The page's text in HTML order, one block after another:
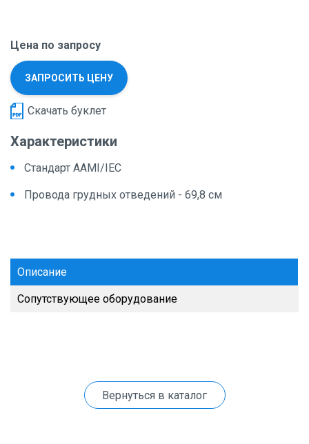
Цена по запросу
ЗАПРОСИТЬ ЦЕНУ
Скачать буклет
Характеристики
Стандарт AAMI/IEC
Провода грудных отведений - 69,8 см
Описание
Сопутствующее оборудование
Вернуться в каталог